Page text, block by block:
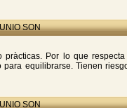
SON
pràcticas. Por lo que
equilibrarse. Tienen
SON